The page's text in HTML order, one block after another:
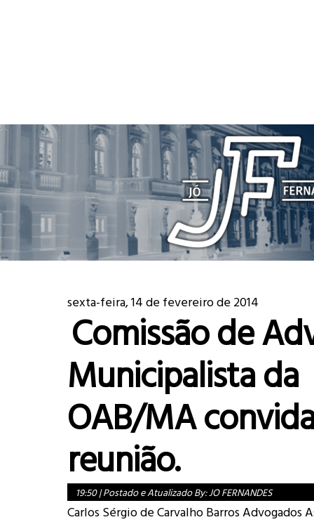
sexta-feira, 14 de fevereiro de 2014
Comissão de
Municipalista da
OAB/MA
reunião.
19:50|Postado e Atualizado By:JO FERNANDES
Carlos Sérgio de Carvalho Barros Advogados